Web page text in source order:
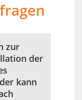
zur
der
kann